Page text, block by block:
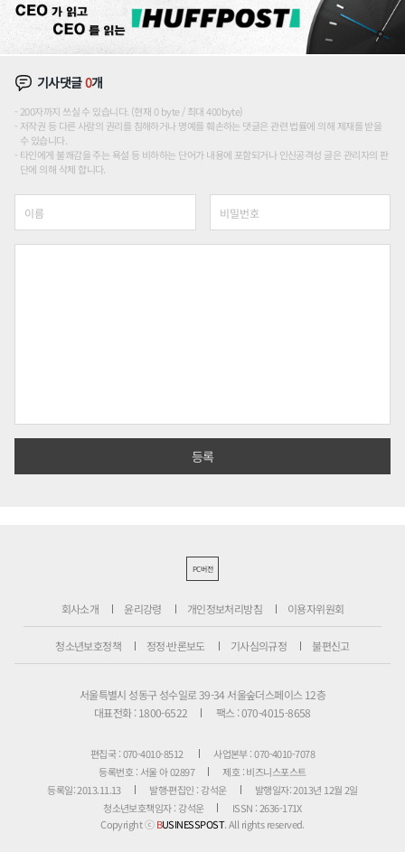
기사댓글0개
200자까지 쓰실 수 있습니다. (현재 0 byte / 최대 400byte)
저작권 등 다른 사람의 권리를 침해하거나 명예를 훼손하는 댓글은 관련 법률에 의해 제재를 받을
수 있습니다.
타인에게 불쾌감을 주는 욕설 등 비하하는 단어가 내용에 포함되거나 인신공격성 글은 관리자의 판
단에 의해 삭제 합니다.
PC버전
회사소개 윤리강령 개인정보처리방침 이용자위원회
청소년보호정책 정정·반론보도 기사심의규정 불편신고
서울특별시 성동구 성수일로 39-34 서울숲더스페이스 12층
대표전화 : 1800-6522
팩스 : 070-4015-8658
편집국 : 070-4010-8512
사업본부 : 070-4010-7078
등록번호 : 서울 아 02897
제호 : 비즈니스포스트
등록일: 2013.11.13
발행·편집인 : 강석운
발행일자: 2013년 12월 2일
청소년보호책임자 : 강석운
ISSN : 2636-171X
Copyright ⓒBUSINESSPOST. All rights reserved.